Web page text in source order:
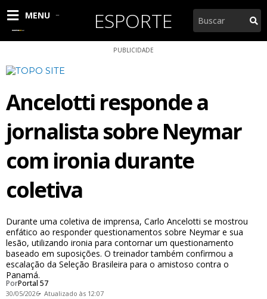
para
MENU ESPORTE Pesquisar
PUBLICIDADE
Ancelotti responde a
jornalista sobre Neymar
com ironia durante
coletiva
Durante uma coletiva de imprensa, Carlo Ancelotti se mostrou
enfático ao responder questionamentos sobre Neymar e sua
lesão, utilizando ironia para contornar um questionamento
baseado em suposições. O treinador também confirmou a
escalação da Seleção Brasileira para o amistoso contra o
Panamá.
PorPortal 57
30/05/2026 Atualizado às 12:07